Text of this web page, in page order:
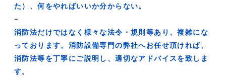
た）、何をやればいいか分からない。
–
消防法だけではなく様々な法令・規則等あり、複雑にな
っております。消防設備専門の弊社へお任せ頂ければ、
消防法等を丁寧にご説明し、適切なアドバイスを致しま
す。